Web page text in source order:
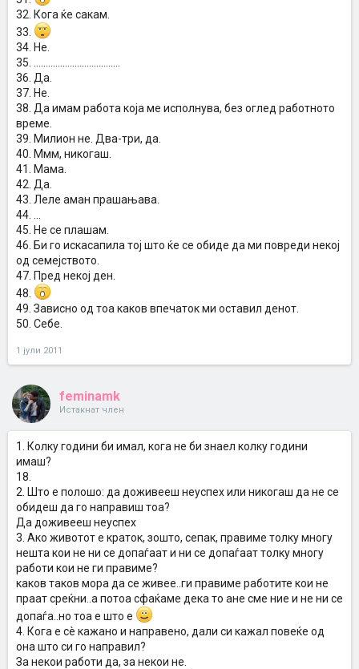
32. Кога ќе сакам.
33.
34. Не.
35. ....................................
36. Да.
37. Не.
38. Да имам работа која ме исполнува, без оглед работното
време.
39. Милион не. Два-три, да.
40. Ммм, никогаш.
41. Мама.
42. Да.
43. Леле аман прашањава.
44. ...
45. Не се плашам.
46. Би го искасапила тој што ќе се обиде да ми повреди некој
од семејството.
47. Пред некој ден.
48.
49. Зависно од тоа каков впечаток ми оставил денот.
50. Себе.
1 јули 2011
feminamk
Истакнат член
1. Колку години би имал, кога не би знаел колку години
имаш?
18.
2. Што е полошо: да доживееш неуспех или никогаш да не се
обидеш да го направиш тоа?
Да доживееш неуспех
3. Ако животот е краток, зошто, сепак, правиме толку многу
нешта кои не ни се допаѓаат и ни се допаѓаат толку многу
работи кои не ги правиме?
каков таков мора да се живее..ги правиме работите кои не
праат среќни..а потоа сфаќаме дека то ане сме ние и не ни се
допаѓа..но тоа е што е
4. Кога е сè кажано и направено, дали си кажал повеќе од
она што си го направил?
За некои работи да, за некои не.